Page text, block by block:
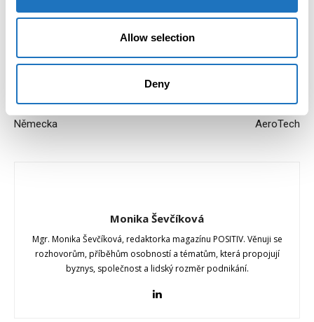
Allow selection
Deny
Předchozí článek
Německa
Další článek
AeroTech
Monika Ševčíková
Mgr. Monika Ševčíková, redaktorka magazínu POSITIV. Věnuji se
rozhovorům, příběhům osobností a tématům, která propojují
byznys, společnost a lidský rozměr podnikání.